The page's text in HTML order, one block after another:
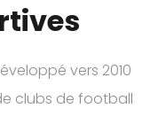
vers 2010
clubs de football